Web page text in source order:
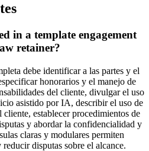
in a template engagement
retainer?
debe identificar a las partes y el
honorarios y el manejo de
del cliente, divulgar el uso
asistido por IA, describir el uso de
establecer procedimientos de
y abordar la confidencialidad y
claras y modulares permiten
disputas sobre el alcance.